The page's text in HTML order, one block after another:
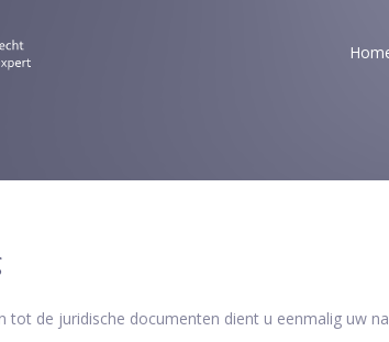
tot de juridische documenten dient u eenmalig uw